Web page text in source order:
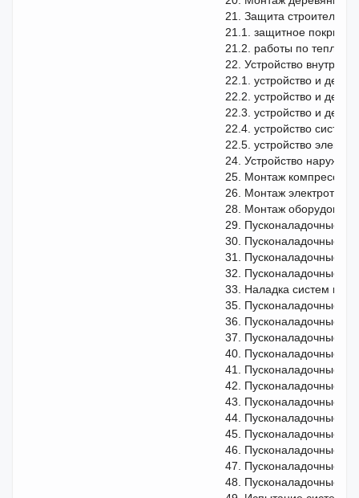
21. Защита
21.1. защитное
21.2. работы по
22. Устройство
22.1. устройство и
22.2. устройство и
22.3. устройство и
22.4. устройство
22.5. устройство
24. Устройство
25. Монтаж
26. Монтаж
28. Монтаж
29. Пусконаладочные
30. Пусконаладочные
31. Пусконаладочные
32. Пусконаладочные
33. Наладка систем
35. Пусконаладочные
36. Пусконаладочные
37. Пусконаладочные
40. Пусконаладочные
41. Пусконаладочные
42. Пусконаладочные
43. Пусконаладочные
44. Пусконаладочные
45. Пусконаладочные
46. Пусконаладочные
47. Пусконаладочные
48. Пусконаладочные